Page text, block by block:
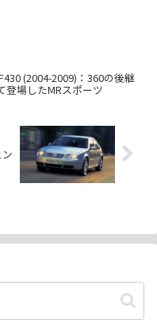
(2004-2009)：360の後継
登場したMRスポーツ